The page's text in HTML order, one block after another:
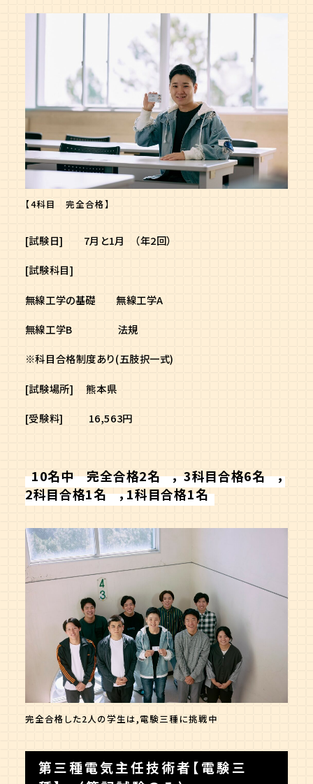
【4科目 完全合格】
[試験日] 7月と1月 （年2回）
[試験科目]
無線工学の基礎 無線工学A
無線工学B 法規
※科目合格制度あり(五肢択一式)
[試験場所] 熊本県
[受験料] 16,563円
10名中 完全合格2名 ， 3科目合格6名 ，
2科目合格1名 ，1科目合格1名
完全合格した2人の学生は,電験三種に挑戦中
第三種電気主任技術者【電験三